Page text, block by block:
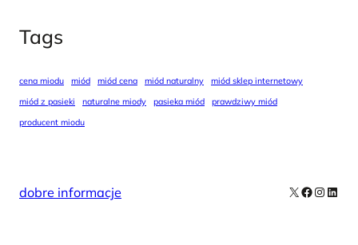
Tags
cena miodu miód miód cena miód naturalny
miód sklep internetowy
miód z pasieki
naturalne miody pasieka miód
prawdziwy miód
producent miodu
dobre informacje X Facebook